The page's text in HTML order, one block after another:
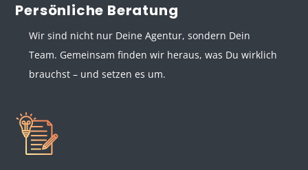
Persönliche Beratung
Wir sind nicht nur Deine Agentur, sondern Dein
Team. Gemeinsam finden wir heraus, was Du wirklich
brauchst – und setzen es um.